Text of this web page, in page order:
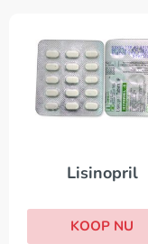
Lisinopril
KOOP NU